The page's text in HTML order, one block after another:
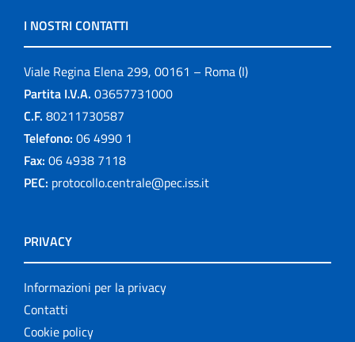
I NOSTRI CONTATTI
Viale Regina Elena 299, 00161 – Roma (I)
Partita I.V.A. 03657731000
C.F. 80211730587
Telefono: 06 4990 1
Fax: 06 4938 7118
PEC: protocollo.centrale@pec.iss.it
PRIVACY
Informazioni per la privacy
Contatti
Cookie policy